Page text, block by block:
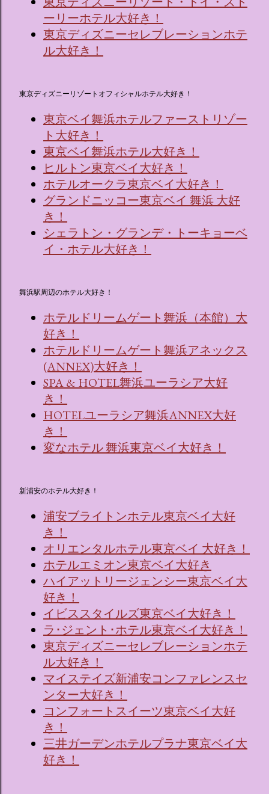
ーリーホテル大好き！
東京ディズニーセレブレーションホテ
ル大好き！
東京ディズニーリゾートオフィシャルホテル大好き！
東京ベイ舞浜ホテルファーストリゾー
ト大好き！
東京ベイ舞浜ホテル大好き！
ヒルトン東京ベイ大好き！
ホテルオークラ東京ベイ大好き！
グランドニッコー東京ベイ 舞浜 大好
き！
シェラトン・グランデ・トーキョーベ
イ・ホテル大好き！
舞浜駅周辺のホテル大好き！
ホテルドリームゲート舞浜（本館）大
好き！
ホテルドリームゲート舞浜アネックス
(ANNEX)大好き！
SPA & HOTEL舞浜ユーラシア大好
き！
HOTELユーラシア舞浜ANNEX大好
き！
変なホテル 舞浜東京ベイ大好き！
新浦安のホテル大好き！
浦安ブライトンホテル東京ベイ大好
き！
オリエンタルホテル東京ベイ 大好き！
ホテルエミオン東京ベイ大好き
ハイアットリージェンシー東京ベイ大
好き！
イビススタイルズ東京ベイ大好き！
ラ･ジェント･ホテル東京ベイ大好き！
東京ディズニーセレブレーションホテ
ル大好き！
マイステイズ新浦安コンファレンスセ
ンター大好き！
コンフォートスイーツ東京ベイ大好
き！
三井ガーデンホテルプラナ東京ベイ大
好き！